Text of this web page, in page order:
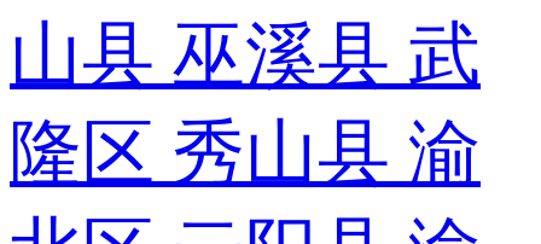
山县 巫溪县 武
隆区 秀山县 渝